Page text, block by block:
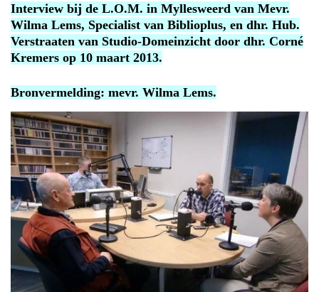
Interview bij de L.O.M. in Myllesweerd van Mevr.
Wilma Lems, Specialist van Biblioplus, en dhr. Hub.
Verstraaten van Studio-Domeinzicht door dhr. Corné
Kremers op 10 maart 2013.
Bronvermelding: mevr. Wilma Lems.